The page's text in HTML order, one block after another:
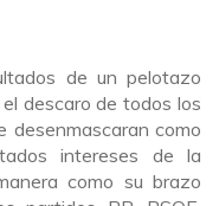
de un pelotazo
el descaro de todos los
desenmascaran como
intereses de la
como su brazo